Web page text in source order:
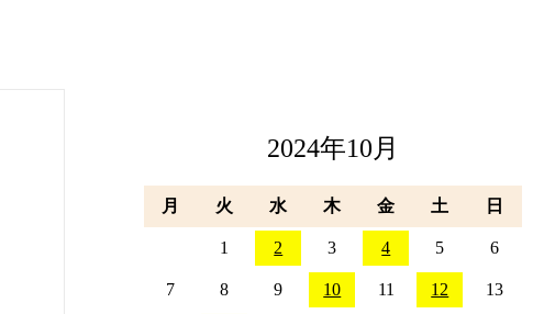
2024年10月
月 火 水 木 金 土 日
1 2 3 4 5 6
7 8 9 10 11 12 13